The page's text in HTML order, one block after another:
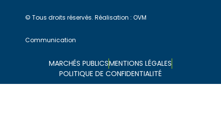
© Tous droits réservés. Réalisation : OVM
Communication
MARCHÉS PUBLICSMENTIONS LÉGALES
POLITIQUE DE CONFIDENTIALITÉ